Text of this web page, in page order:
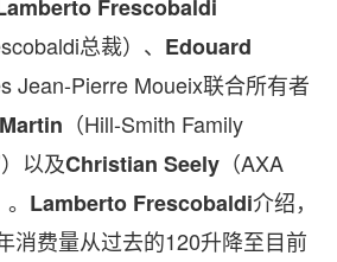
Frescobaldi
总裁）、 Edouard
Jean-Pierre Moueix联合所有者
（Hill-Smith Family
以及Christian Seely （AXA
Lamberto Frescobaldi介绍，
消费量从过去的120升降至目前